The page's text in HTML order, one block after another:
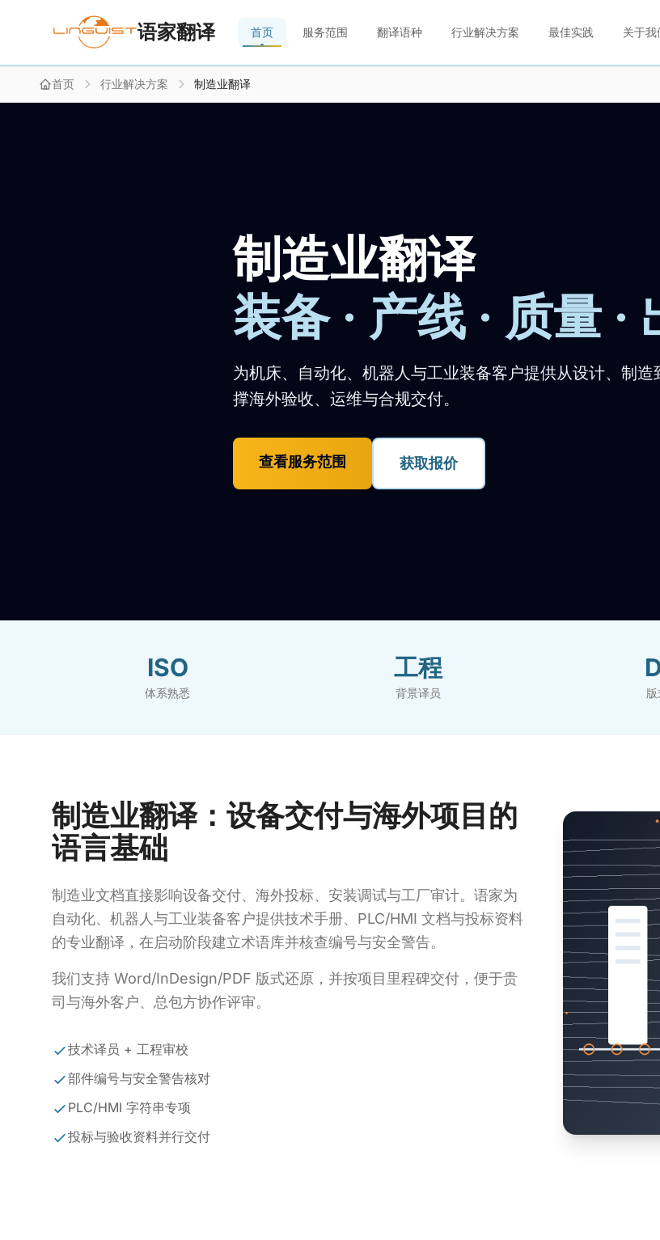
语家翻译 首页 服务范围 翻译语种 行业解决方案 最佳实践 关于我
首页 行业解决方案 制造业翻译
制造业翻译
装备 · 产线 · 质量 ·
为机床、自动化、机器人与工业装备客户提供从设计、制
撑海外验收、运维与合规交付。
查看服务范围 获取报价
ISO
体系熟悉
工程
背景译员
制造业翻译：设备交付与海外项目的
语言基础
制造业文档直接影响设备交付、海外投标、安装调试与工厂审计。语家为
自动化、机器人与工业装备客户提供技术手册、PLC/HMI 文档与投标资料
的专业翻译，在启动阶段建立术语库并核查编号与安全警告。
我们支持 Word/InDesign/PDF 版式还原，并按项目里程碑交付，便于贵
司与海外客户、总包方协作评审。
技术译员 + 工程审校
部件编号与安全警告核对
PLC/HMI 字符串专项
投标与验收资料并行交付